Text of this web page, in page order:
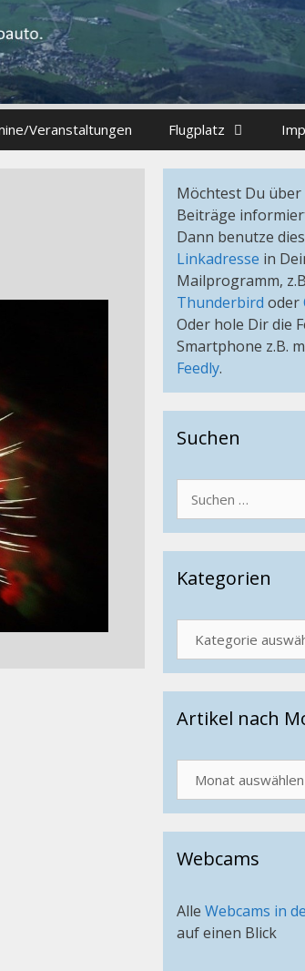
Veranstaltungen Flugplatz
Möchtest Du über
Beiträge
Dann benutze
Linkadresse in
Mailprogramm,
Thunderbird oder
Oder hole Dir die
Smartphone z.B.
Feedly.
Suchen
nach:
Kategorien
Artikel nach
nach
Monat
Webcams
Alle Webcams in
auf einen Blick